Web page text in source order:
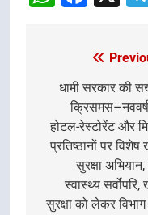
navigation
धामी सरकार की
होटल-रेस्टोरेंट और
प्रतिष्ठानों पर विशेष
सुरक्षा
स्वास्थ्य सर्वोपरि,
सुरक्षा को लेकर विभाग